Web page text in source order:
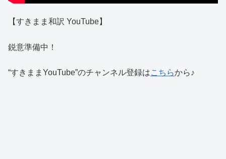
【すきまま和訳 YouTube】
鋭意準備中！
“すきままYouTube”のチャンネル登録はこちらから♪